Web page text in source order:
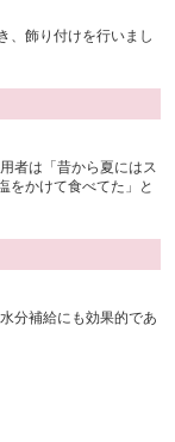
、飾り付けを行いまし
者は「昔から夏にはス
をかけて食べてた」と
分補給にも効果的であ